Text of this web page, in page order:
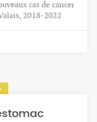
cas de cancer
2018-2022